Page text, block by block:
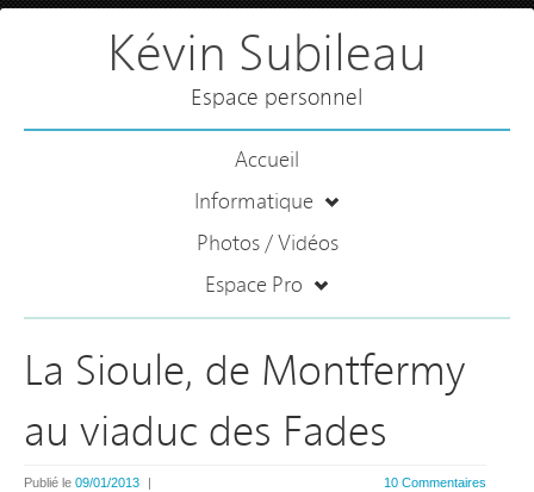
Kévin Subileau
Espace personnel
Accueil
Informatique
Photos / Vidéos
Espace Pro
La Sioule, de Montfermy
au viaduc des Fades
10 Commentaires
Publié le 09/01/2013 |